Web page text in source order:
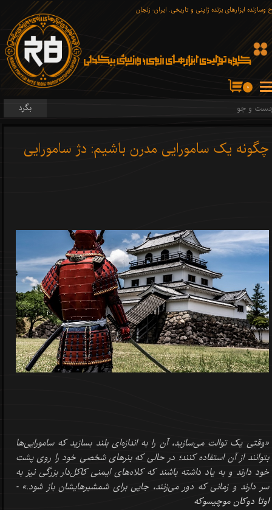
وسازنده ابزارهای برّنده ژاپنی و تاریخی. ایران- زنجان
۰
بگرد
چگونه یک سامورایی مدرن باشیم: دژ سامورایی
«وقتی یک توالت می‌سازید، آن را به اندازه‌ای بلند بسازید که سامورایی‌ها
بتوانند از آن استفاده کنند؛ در حالی که بنرهای شخصی خود را روی پشت
خود دارند و به یاد داشته باشند که کلاه‌های ایمنی کاکل‌دار بزرگی نیز به
سر دارند و زمانی که دور می‌زنند، جایی برای شمشیرهایشان باز شود.» -
اوتا دوکان موچیسوکه